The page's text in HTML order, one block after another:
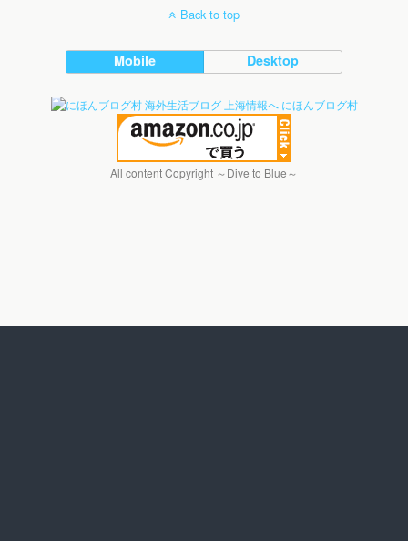
Back to top
Mobile Desktop
にほんブログ村
All content Copyright ～Dive to Blue～